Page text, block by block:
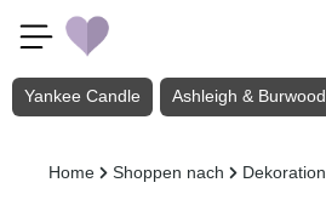
Zum Hauptinhalt springen
Yankee Candle Ashleigh & Burwood
Home Shoppen nach Dekoration